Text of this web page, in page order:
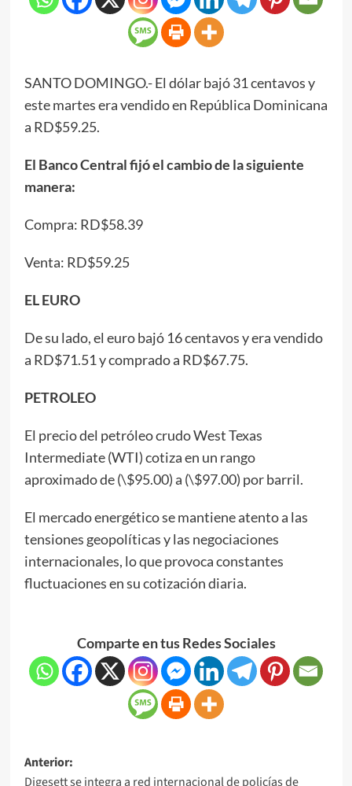
SANTO DOMINGO.- El dólar bajó 31 centavos y
este martes era vendido en República Dominicana
a RD$59.25.
El Banco Central fijó el cambio de la siguiente
manera:
Compra: RD$58.39
Venta: RD$59.25
EL EURO
De su lado, el euro bajó 16 centavos y era vendido
a RD$71.51 y comprado a RD$67.75.
PETROLEO
El precio del petróleo crudo West Texas
Intermediate (WTI) cotiza en un rango
aproximado de (\$95.00) a (\$97.00) por barril.
El mercado energético se mantiene atento a las
tensiones geopolíticas y las negociaciones
internacionales, lo que provoca constantes
fluctuaciones en su cotización diaria.
Comparte en tus Redes Sociales
Anterior:
Digesett se integra a red internacional de policías de